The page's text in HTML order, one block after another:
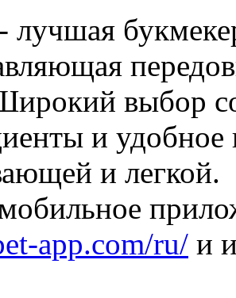
лучшая
выбор
и удобное
и легкой.
app.com/ru/ и